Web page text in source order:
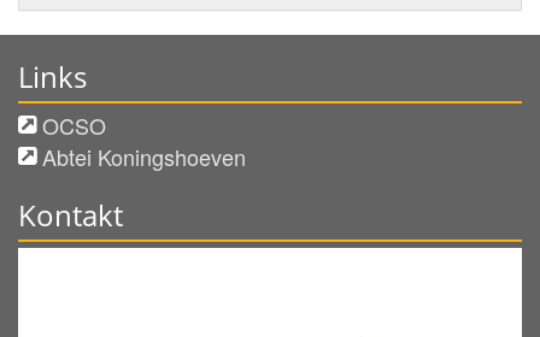
Links
OCSO
Abtei Koningshoeven
Kontakt